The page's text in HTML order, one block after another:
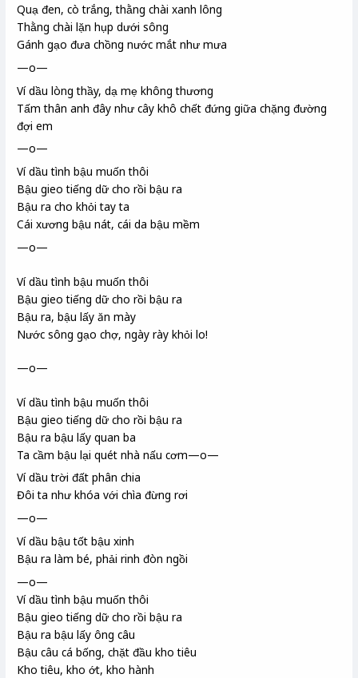
Quạ đen, cò trắng, thằng chài xanh lông
Thằng chài lặn hụp dưới sông
Gánh gạo đưa chồng nước mắt như mưa
—o—
Ví dầu lòng thầy, dạ mẹ không thương
Tấm thân anh đây như cây khô chết đứng giữa chặng đường
đợi em
—o—
Ví dầu tình bậu muốn thôi
Bậu gieo tiếng dữ cho rồi bậu ra
Bậu ra cho khỏi tay ta
Cái xương bậu nát, cái da bậu mềm
—o—
Ví dầu tình bậu muốn thôi
Bậu gieo tiếng dữ cho rồi bậu ra
Bậu ra, bậu lấy ăn mày
Nước sông gạo chợ, ngày rày khỏi lo!
—o—
Ví dầu tình bậu muốn thôi
Bậu gieo tiếng dữ cho rồi bậu ra
Bậu ra bậu lấy quan ba
Ta cầm bậu lại quét nhà nấu cơm—o—
Ví dầu trời đất phân chia
Đôi ta như khóa với chìa đừng rơi
—o—
Ví dầu bậu tốt bậu xinh
Bậu ra làm bé, phải rinh đòn ngồi
—o—
Ví dầu tình bậu muốn thôi
Bậu gieo tiếng dữ cho rồi bậu ra
Bậu ra bậu lấy ông câu
Bậu câu cá bống, chặt đầu kho tiêu
Kho tiêu, kho ớt, kho hành